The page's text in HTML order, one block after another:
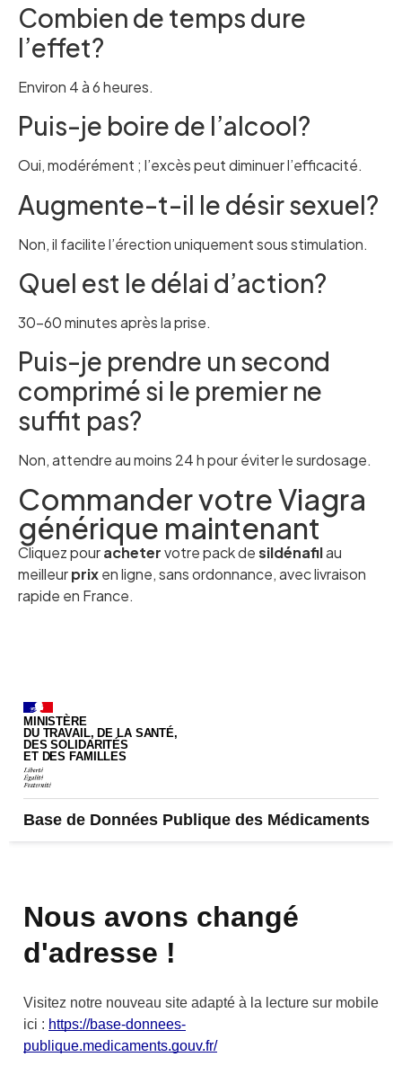
Combien de temps dure
l’effet?
Environ 4 à 6 heures.
Puis-je boire de l’alcool?
Oui, modérément ; l’excès peut diminuer l’efficacité.
Augmente-t-il le désir sexuel?
Non, il facilite l’érection uniquement sous stimulation.
Quel est le délai d’action?
30–60 minutes après la prise.
Puis-je prendre un second
comprimé si le premier ne
suffit pas?
Non, attendre au moins 24 h pour éviter le surdosage.
Commander votre Viagra
générique maintenant
Cliquez pourachetervotre pack desildénafilau
meilleurprixen ligne, sans ordonnance, avec livraison
rapide en France.